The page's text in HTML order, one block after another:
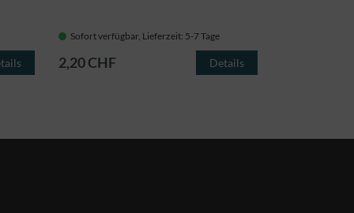
Sofort verfügbar, Lieferzeit: 5-7 Tage
2,20 CHF Details